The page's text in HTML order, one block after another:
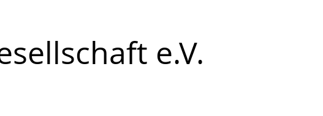
e.V.